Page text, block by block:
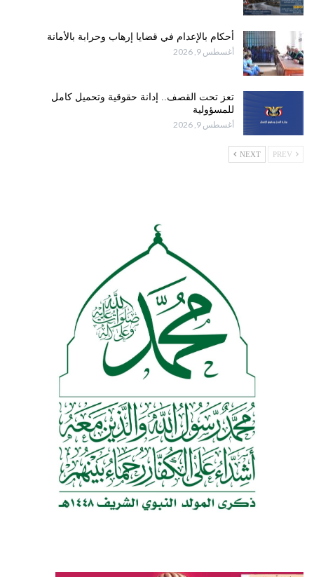
أحكام بالإعدام في قضايا إرهاب وحرابة بالأمانة
أغسطس 9, 2026
تعز تحت القصف.. إدانة حقوقية وتحميل كامل
للمسؤولية
أغسطس 9, 2026
NEXT